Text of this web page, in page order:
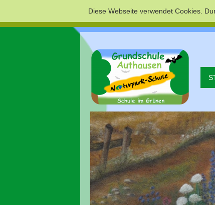
Diese Webseite verwendet Cookies.